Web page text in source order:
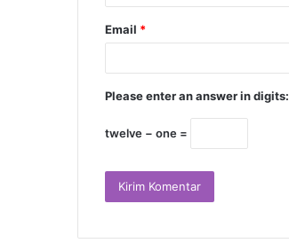
Email *
Please enter an answer in digits:
twelve − one =